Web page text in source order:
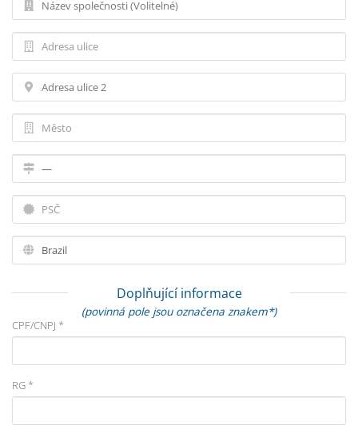
Doplňující informace
(povinná pole jsou označena znakem*)
CPF/CNPJ *
RG *